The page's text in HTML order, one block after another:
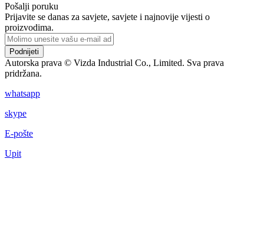
Pošalji poruku
Prijavite se danas za savjete, savjete i najnovije vijesti o
proizvodima.
Podnijeti
Autorska prava © Vizda Industrial Co., Limited. Sva prava
pridržana.
whatsapp
skype
E-pošte
Upit